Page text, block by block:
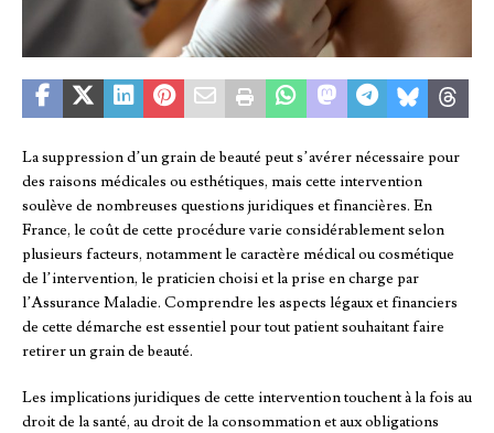
La suppression d’un grain de beauté peut s’avérer nécessaire pour
des raisons médicales ou esthétiques, mais cette intervention
soulève de nombreuses questions juridiques et financières. En
France, le coût de cette procédure varie considérablement selon
plusieurs facteurs, notamment le caractère médical ou cosmétique
de l’intervention, le praticien choisi et la prise en charge par
l’Assurance Maladie. Comprendre les aspects légaux et financiers
de cette démarche est essentiel pour tout patient souhaitant faire
retirer un grain de beauté.
Les implications juridiques de cette intervention touchent à la fois au
droit de la santé, au droit de la consommation et aux obligations